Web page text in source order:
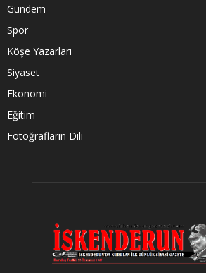
Gündem
Spor
Köşe Yazarları
Siyaset
Ekonomi
Eğitim
Fotoğrafların Dili